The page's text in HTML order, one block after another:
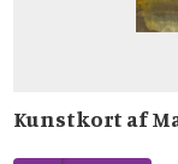
Kunstkort af